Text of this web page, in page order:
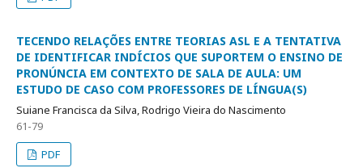
TECENDO RELAÇÕES ENTRE TEORIAS ASL E A TENTATIVA
DE IDENTIFICAR INDÍCIOS QUE SUPORTEM O ENSINO DE
PRONÚNCIA EM CONTEXTO DE SALA DE AULA: UM
ESTUDO DE CASO COM PROFESSORES DE LÍNGUA(S)
Suiane Francisca da Silva, Rodrigo Vieira do Nascimento
61-79
PDF